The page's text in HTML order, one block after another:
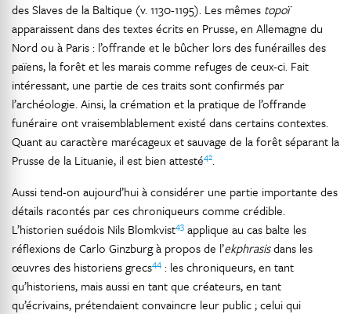
des Slaves de la Baltique (v. 1130-1195). Les mêmes topoï
apparaissent dans des textes écrits en Prusse, en Allemagne du
Nord ou à Paris : l’offrande et le bûcher lors des funérailles des
païens, la forêt et les marais comme refuges de ceux-ci. Fait
intéressant, une partie de ces traits sont confirmés par
l’archéologie. Ainsi, la crémation et la pratique de l’offrande
funéraire ont vraisemblablement existé dans certains contextes.
Quant au caractère marécageux et sauvage de la forêt séparant la
Prusse de la Lituanie, il est bien attesté42.
Aussi tend-on aujourd’hui à considérer une partie importante des
détails racontés par ces chroniqueurs comme crédible.
L’historien suédois Nils Blomkvist43 applique au cas balte les
réflexions de Carlo Ginzburg à propos de l’ekphrasisdans les
œuvres des historiens grecs44 : les chroniqueurs, en tant
qu’historiens, mais aussi en tant que créateurs, en tant
qu’écrivains, prétendaient convaincre leur public ; celui qui